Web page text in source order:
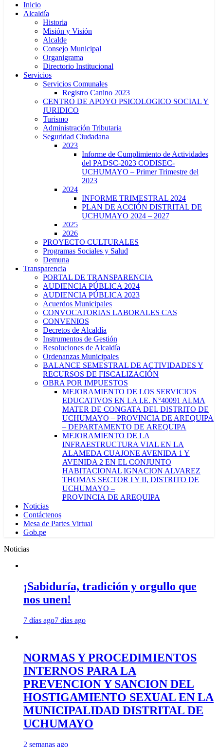
Inicio
Alcaldía
Historia
Misión y Visión
Alcalde
Consejo Municipal
Organigrama
Directorio Institucional
Servicios
Servicios Comunales
Registro Canino 2023
CENTRO DE APOYO PSICOLOGICO SOCIAL Y
JURIDICO
Turismo
Administración Tributaria
Seguridad Ciudadana
2023
Informe de Cumplimiento de Actividades
del PADSC-2023 CODISEC-
UCHUMAYO – Primer Trimestre del
2023
2024
INFORME TRIMESTRAL 2024
PLAN DE ACCIÓN DISTRITAL DE
UCHUMAYO 2024 – 2027
2025
2026
PROYECTO CULTURALES
Programas Sociales y Salud
Demuna
Transparencia
PORTAL DE TRANSPARENCIA
AUDIENCIA PÚBLICA 2024
AUDIENCIA PÚBLICA 2023
Acuerdos Municipales
CONVOCATORIAS LABORALES CAS
CONVENIOS
Decretos de Alcaldía
Instrumentos de Gestión
Resoluciones de Alcaldía
Ordenanzas Municipales
BALANCE SEMESTRAL DE ACTIVIDADES Y
RECURSOS DE FISCALIZACIÓN
OBRA POR IMPUESTOS
MEJORAMIENTO DE LOS SERVICIOS
EDUCATIVOS EN LA I.E. N°40091 ALMA
MATER DE CONGATA DEL DISTRITO DE
UCHUMAYO – PROVINCIA DE AREQUIPA
– DEPARTAMENTO DE AREQUIPA
MEJORAMIENTO DE LA
INFRAESTRUCTURA VIAL EN LA
ALAMEDA CUAJONE AVENIDA 1 Y
AVENIDA 2 EN EL CONJUNTO
HABITACIONAL IGNACION ALVAREZ
THOMAS SECTOR I Y II, DISTRITO DE
UCHUMAYO –
PROVINCIA DE AREQUIPA
Noticias
Contáctenos
Mesa de Partes Virtual
Gob.pe
Noticias
¡Sabiduría, tradición y orgullo que
nos unen!
7 días ago7 días ago
NORMAS Y PROCEDIMIENTOS
INTERNOS PARA LA
PREVENCION Y SANCION DEL
HOSTIGAMIENTO SEXUAL EN LA
MUNICIPALIDAD DISTRITAL DE
UCHUMAYO
2 semanas ago